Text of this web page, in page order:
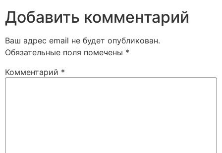
Добавить комментарий
Ваш адрес email не будет опубликован.
Обязательные поля помечены *
Комментарий *